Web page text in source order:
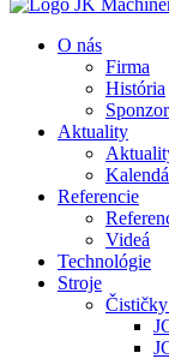
O nás
Firma
História
Aktuality
Referencie
Videá
Technológie
Stroje